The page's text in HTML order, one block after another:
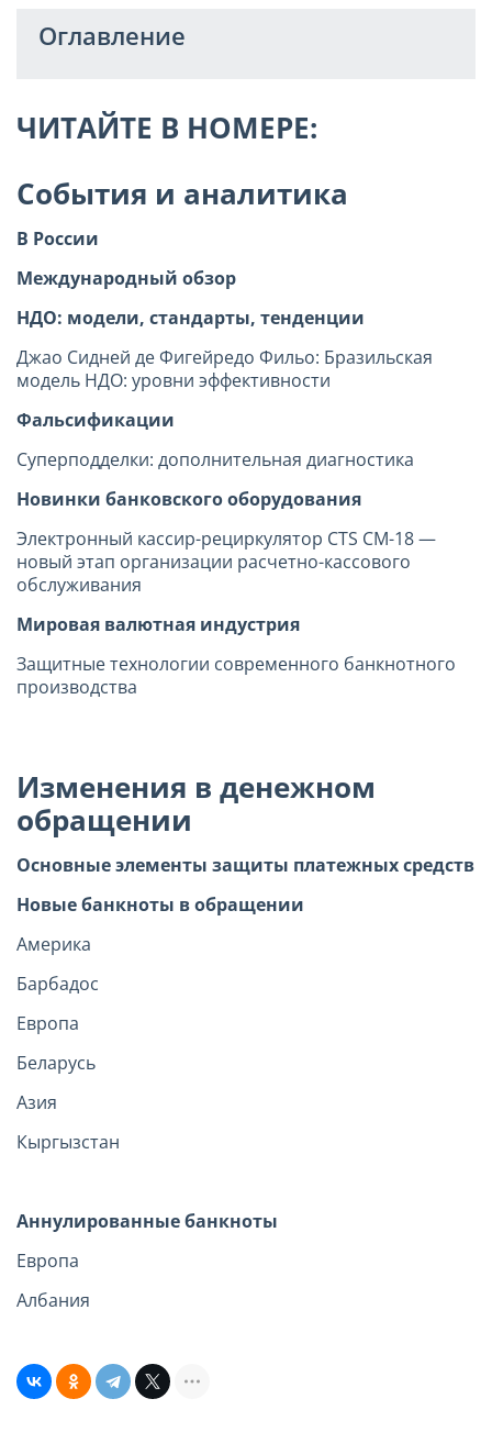
Оглавление
ЧИТАЙТЕ В НОМЕРЕ:
События и аналитика
В России
Международный обзор
НДО: модели, стандарты, тенденции
Джао Сидней де Фигейредо Фильо: Бразильская
модель НДО: уровни эффективности
Фальсификации
Суперподделки: дополнительная диагностика
Новинки банковского оборудования
Электронный кассир-рециркулятор CTS CM-18 —
новый этап организации расчетно-кассового
обслуживания
Мировая валютная индустрия
Защитные технологии современного банкнотного
производства
Изменения в денежном
обращении
Основные элементы защиты платежных средств
Новые банкноты в обращении
Америка
Барбадос
Европа
Беларусь
Азия
Кыргызстан
Аннулированные банкноты
Европа
Албания